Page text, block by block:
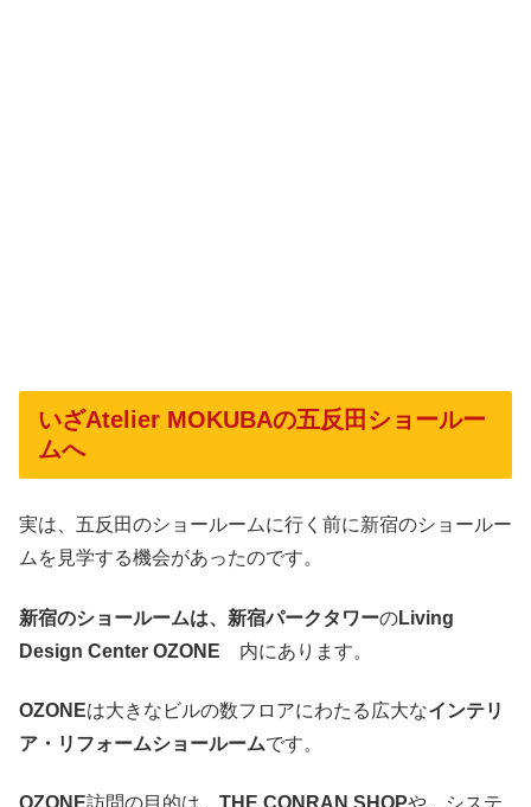
いざAtelier MOKUBAの五反田ショールー
ムへ
実は、五反田のショールームに行く前に新宿のショールー
ムを見学する機会があったのです。
新宿のショールームは、新宿パークタワーのLiving
Design Center OZONE 内にあります。
OZONEは大きなビルの数フロアにわたる広大なインテリ
ア・リフォームショールームです。